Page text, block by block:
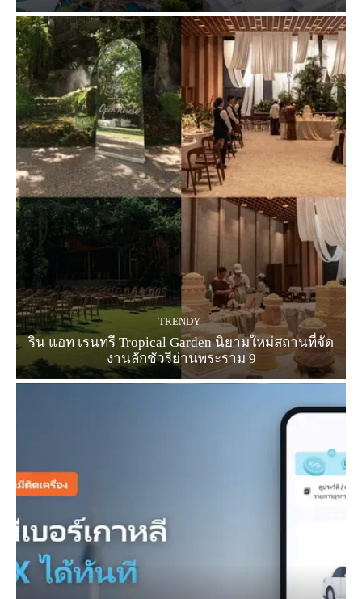
TRENDY
ริน แอท เรนทรี Tropical Garden นิยามใหม่สถานที่จัด
งานลักชัวรีย่านพระราม 9